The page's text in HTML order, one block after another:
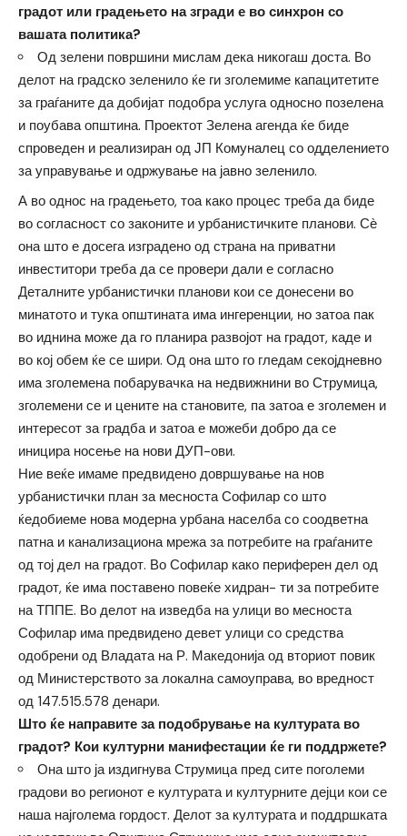
градот или градењето на згради е во синхрон со
вашата политика?
Од зелени површини мислам дека никогаш доста. Во
делот на градско зеленило ќе ги зголемиме капацитетите
за граѓаните да добијат подобра услуга односно позелена
и поубава општина. Проектот Зелена агенда ќе биде
спроведен и реализиран од ЈП Комуналец со одделението
за управување и одржување на јавно зеленило.
А во однос на градењето, тоа како процес треба да биде
во согласност со законите и урбанистичките планови. Сѐ
она што е досега изградено од страна на приватни
инвеститори треба да се провери дали е согласно
Деталните урбанистички планови кои се донесени во
минатото и тука општината има ингеренции, но затоа пак
во иднина може да го планира развојот на градот, каде и
во кој обем ќе се шири. Од она што го гледам секојдневно
има зголемена побарувачка на недвижнини во Струмица,
зголемени се и цените на становите, па затоа е зголемен и
интересот за градба и затоа е можеби добро да се
иницира носење на нови ДУП-ови.
Ние веќе имаме предвидено довршување на нов
урбанистички план за месноста Софилар со што
ќедобиеме нова модерна урбана населба со соодветна
патна и канализациона мрежа за потребите на граѓаните
од тој дел на градот. Во Софилар како периферен дел од
градот, ќе има поставено повеќе хидран- ти за потребите
на ТППЕ. Во делот на изведба на улици во месноста
Софилар има предвидено девет улици со средства
одобрени од Владата на Р. Македонија од вториот повик
од Министерството за локална самоуправа, во вредност
од 147.515.578 денари.
Што ќе направите за подобрување на културата во
градот? Кои културни манифестации ќе ги поддржете?
Она што ја издигнува Струмица пред сите поголеми
градови во регионот е културата и културните дејци кои се
наша најголема гордост. Делот за културата и поддршката